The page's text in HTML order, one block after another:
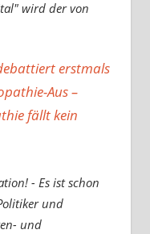
wird der von
erstmals
Aus –
fällt kein
- Es ist schon
und
und